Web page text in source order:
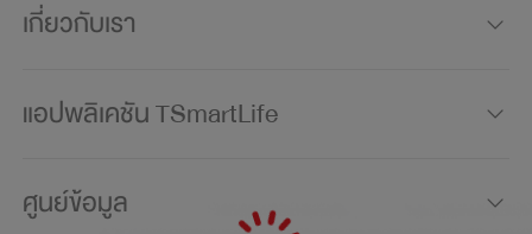
เกี่ยวกับเรา
แอปพลิเคชัน TSmartLife
ศูนย์ข้อมูล